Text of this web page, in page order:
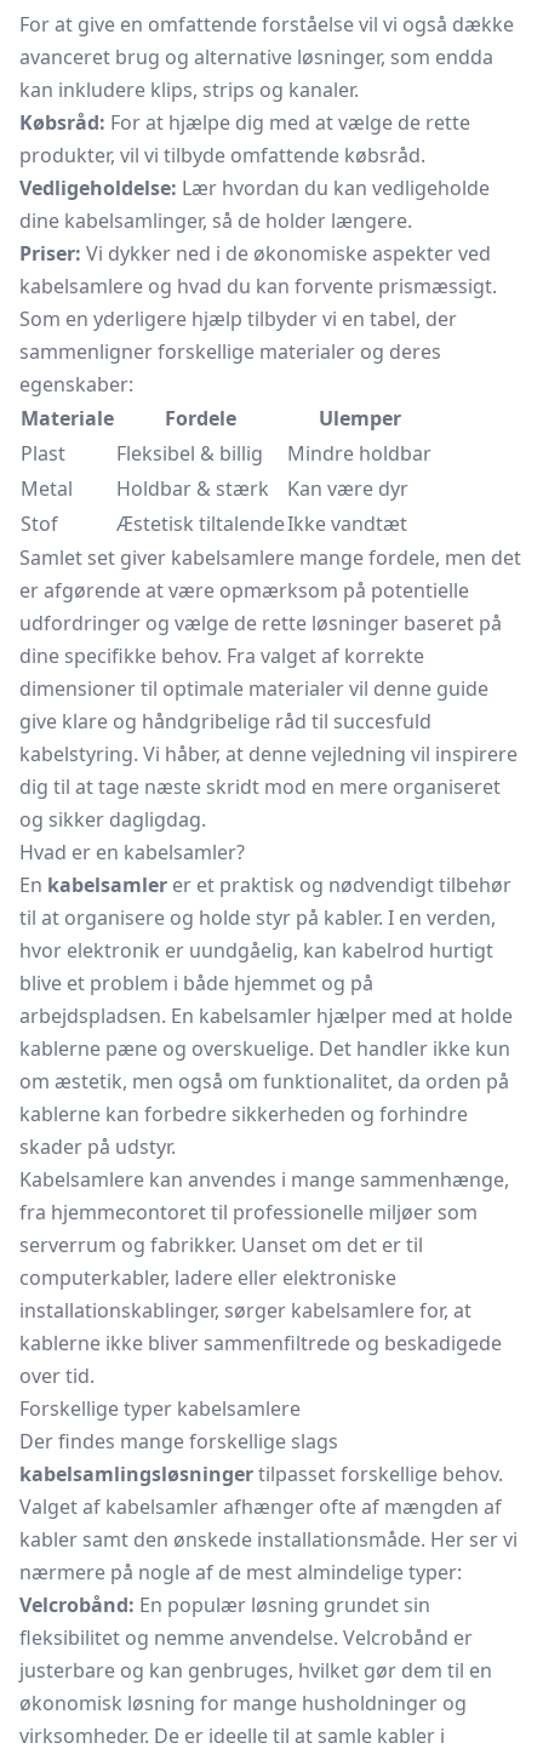
For at give en omfattende forståelse vil vi også dække
avanceret brug og alternative løsninger, som endda
kan inkludere klips, strips og kanaler.
Købsråd: For at hjælpe dig med at vælge de rette
produkter, vil vi tilbyde omfattende købsråd.
Vedligeholdelse: Lær hvordan du kan vedligeholde
dine kabelsamlinger, så de holder længere.
Priser: Vi dykker ned i de økonomiske aspekter ved
kabelsamlere og hvad du kan forvente prismæssigt.
Som en yderligere hjælp tilbyder vi en tabel, der
sammenligner forskellige materialer og deres
egenskaber:
Materiale
Fordele
Ulemper
Plast
Fleksibel & billig
Mindre holdbar
Metal
Holdbar & stærk
Kan være dyr
Stof
Æstetisk tiltalendeIkke vandtæt
Samlet set giver kabelsamlere mange fordele, men det
er afgørende at være opmærksom på potentielle
udfordringer og vælge de rette løsninger baseret på
dine specifikke behov. Fra valget af korrekte
dimensioner til optimale materialer vil denne guide
give klare og håndgribelige råd til succesfuld
kabelstyring. Vi håber, at denne vejledning vil inspirere
dig til at tage næste skridt mod en mere organiseret
og sikker dagligdag.
Hvad er en kabelsamler?
En kabelsamler er et praktisk og nødvendigt tilbehør
til at organisere og holde styr på kabler. I en verden,
hvor elektronik er uundgåelig, kan kabelrod hurtigt
blive et problem i både hjemmet og på
arbejdspladsen. En kabelsamler hjælper med at holde
kablerne pæne og overskuelige. Det handler ikke kun
om æstetik, men også om funktionalitet, da orden på
kablerne kan forbedre sikkerheden og forhindre
skader på udstyr.
Kabelsamlere kan anvendes i mange sammenhænge,
fra hjemmecontoret til professionelle miljøer som
serverrum og fabrikker. Uanset om det er til
computerkabler, ladere eller elektroniske
installationskablinger, sørger kabelsamlere for, at
kablerne ikke bliver sammenfiltrede og beskadigede
over tid.
Forskellige typer kabelsamlere
Der findes mange forskellige slags
kabelsamlingsløsningertilpasset forskellige behov.
Valget af kabelsamler afhænger ofte af mængden af
kabler samt den ønskede installationsmåde. Her ser vi
nærmere på nogle af de mest almindelige typer:
Velcrobånd: En populær løsning grundet sin
fleksibilitet og nemme anvendelse. Velcrobånd er
justerbare og kan genbruges, hvilket gør dem til en
økonomisk løsning for mange husholdninger og
virksomheder. De er ideelle til at samle kabler i